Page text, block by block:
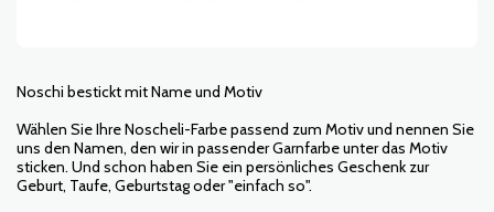
Noschi bestickt mit Name und Motiv
Wählen Sie Ihre Noscheli-Farbe passend zum Motiv und nennen Sie
uns den Namen, den wir in passender Garnfarbe unter das Motiv
sticken. Und schon haben Sie ein persönliches Geschenk zur
Geburt, Taufe, Geburtstag oder "einfach so".